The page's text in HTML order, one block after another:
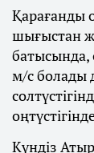
Қарағанды
шығыстан
батысында,
м/с болады
Күндіз